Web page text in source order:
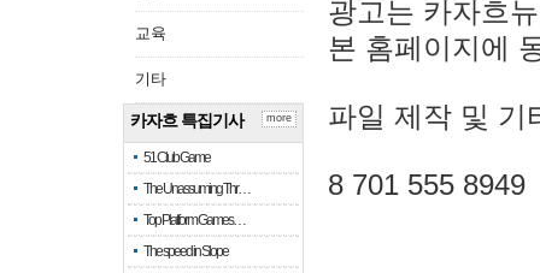
교육
기타
카자흐 특집기사
51 Club Game
The Unassuming Thr…
Top Platform Games…
The speed in Slope
more
광고는 카자흐
본 홈페이지에
파일 제작 및 기
8 701 555 8949